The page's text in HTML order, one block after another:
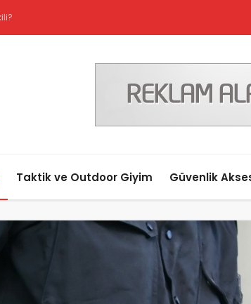
Taktik ve Outdoor Giyim Güvenlik